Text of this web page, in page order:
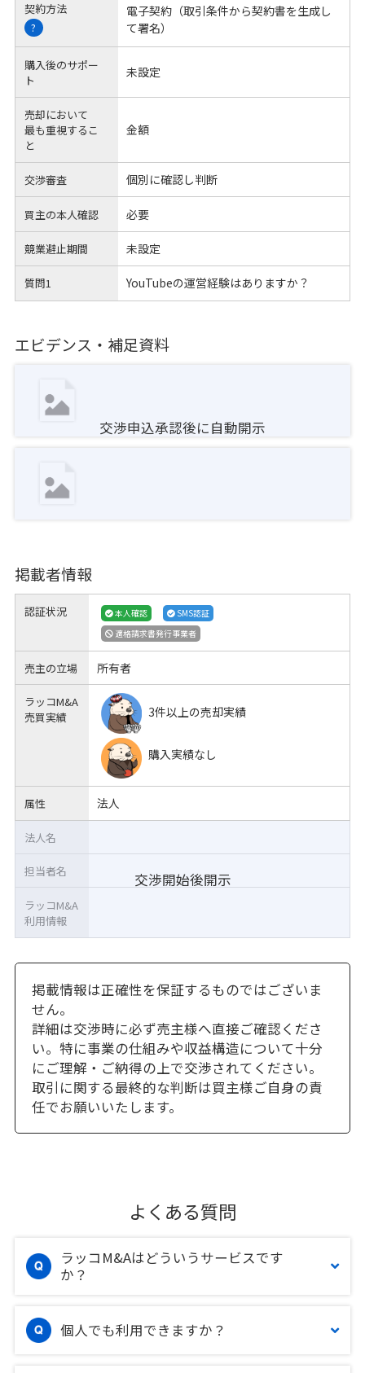
契約方法
?
電子契約（取引条件から契約書を生成し
て署名）
購入後のサポー
ト
未設定
売却において
最も重視するこ
と
金額
交渉審査 個別に確認し判断
買主の本人確認 必要
競業避止期間 未設定
質問1 YouTubeの運営経験はありますか？
エビデンス・補足資料
交渉申込承認後に自動開示
掲載者情報
認証状況 本人確認
SMS認証
適格請求書発行事業者
売主の立場 所有者
ラッコM&A
売買実績
3件以上の売却実績
購入実績なし
属性 法人
交渉開始後開示
法人名
担当者名
ラッコM&A
利用情報
掲載情報は正確性を保証するものではございま
せん。
詳細は交渉時に必ず売主様へ直接ご確認くださ
い。特に事業の仕組みや収益構造について十分
にご理解・ご納得の上で交渉されてください。
取引に関する最終的な判断は買主様ご自身の責
任でお願いいたします。
よくある質問
ラッコM&Aはどういうサービスです
か？
個人でも利用できますか？